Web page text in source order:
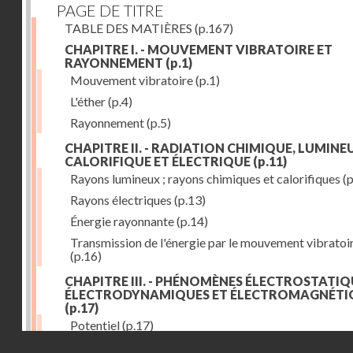
PAGE DE TITRE
TABLE DES MATIÈRES (p.167)
CHAPITRE I. - MOUVEMENT VIBRATOIRE ET
RAYONNEMENT (p.1)
Mouvement vibratoire(p.1)
L'éther(p.4)
Rayonnement(p.5)
CHAPITRE II. - RADIATION CHIMIQUE,
CALORIFIQUE ET ÉLECTRIQUE (p.11)
Rayons lumineux ; rayons chimiques et calorifiques
Rayons électriques (p.13)
Énergie rayonnante(p.14)
Transmission de l'énergie par le mouvement
(p.16)
CHAPITRE III. - PHÉNOMÈNES
ÉLECTRODYNAMIQUES ET
(p.17)
Potentiel(p.17)